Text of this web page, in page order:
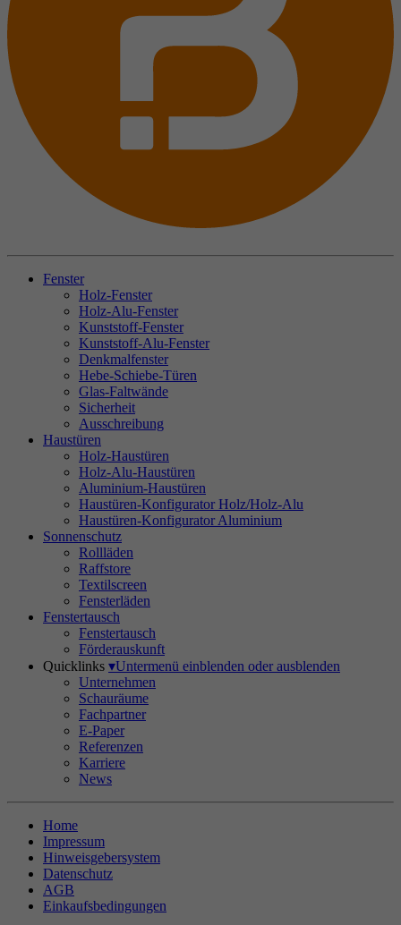
Fenster
Holz-Fenster
Holz-Alu-Fenster
Kunststoff-Fenster
Kunststoff-Alu-Fenster
Denkmalfenster
Hebe-Schiebe-Türen
Glas-Faltwände
Sicherheit
Ausschreibung
Haustüren
Holz-Haustüren
Holz-Alu-Haustüren
Aluminium-Haustüren
Haustüren-Konfigurator Holz/Holz-Alu
Haustüren-Konfigurator Aluminium
Sonnenschutz
Rollläden
Raffstore
Textilscreen
Fensterläden
Fenstertausch
Fenstertausch
Förderauskunft
Quicklinks ▾Untermenü einblenden oder ausblenden
Unternehmen
Schauräume
Fachpartner
E-Paper
Referenzen
Karriere
News
Home
Impressum
Hinweisgebersystem
Datenschutz
AGB
Einkaufsbedingungen